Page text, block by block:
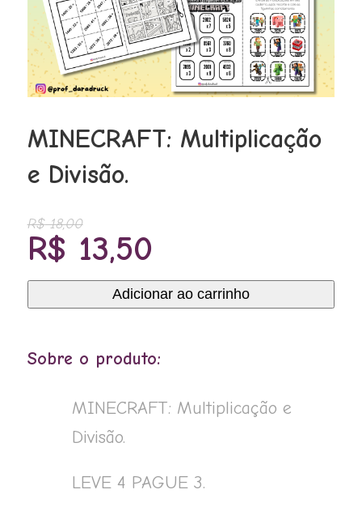
MINECRAFT: Multiplicação
e Divisão.
R$18,00
O
preço
original
R$ 18,00.
R$ 13,50
preço
atual
R$ 13,50.
MINECRAFT:
e
quantidade
Adicionar ao carrinho
Sobre o produto:
MINECRAFT: Multiplicação e
Divisão.
LEVE 4 PAGUE 3.